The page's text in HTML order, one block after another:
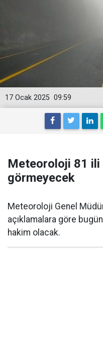
09:59
17 Ocak 2025
Meteoroloji 81 ili
görmeyecek
Meteoroloji Genel
açıklamalara göre
hakim olacak.